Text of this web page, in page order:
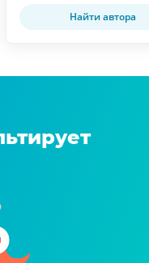
Найти автора